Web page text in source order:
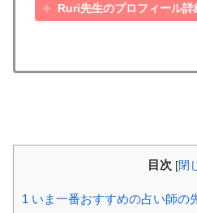
Ruri先生のプロフィール詳
目次 [閉
1 いま一番おすすめの占い師の